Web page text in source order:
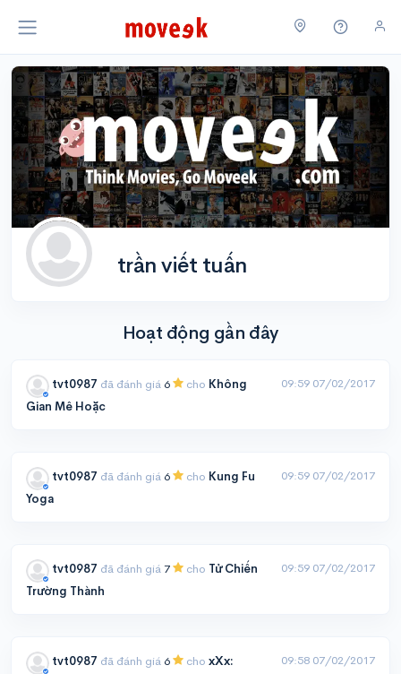
trần viết tuấn
Hoạt động gần đây
tvt0987 đã đánh giá 6 cho Không
Gian Mê Hoặc
09:59 07/02/2017
tvt0987 đã đánh giá 6 cho Kung Fu
Yoga
09:59 07/02/2017
tvt0987 đã đánh giá 7 cho Tử Chiến
Trường Thành
09:59 07/02/2017
tvt0987 đã đánh giá 6 cho xXx:
09:58 07/02/2017